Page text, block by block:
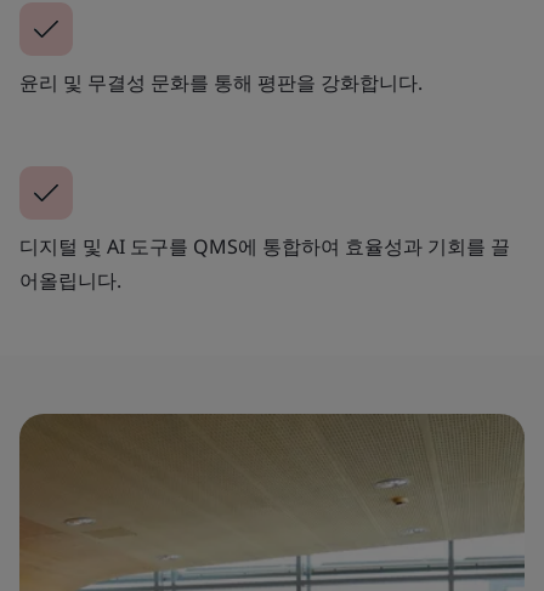
윤리 및 무결성 문화를 통해 평판을 강화합니다.
디지털 및 AI 도구를 QMS에 통합하여 효율성과 기회를 끌
어올립니다.